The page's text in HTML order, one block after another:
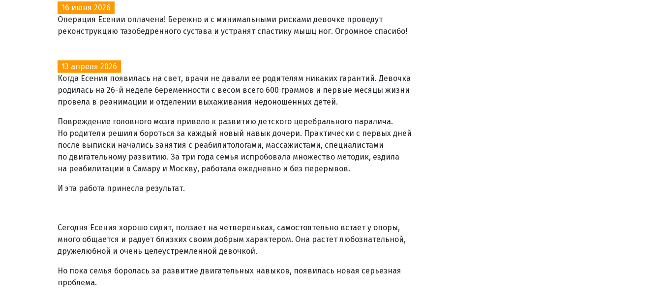
16 июня 2026
Операция Есении оплачена! Бережно и с минимальными рисками девочке проведут
реконструкцию тазобедренного сустава и устранят спастику мышц ног. Огромное спасибо!
13 апреля 2026
Когда Есения появилась на свет, врачи не давали ее родителям никаких гарантий. Девочка
родилась на 26-й неделе беременности с весом всего 600 граммов и первые месяцы жизни
провела в реанимации и отделении выхаживания недоношенных детей.
Повреждение головного мозга привело к развитию детского церебрального паралича.
Но родители решили бороться за каждый новый навык дочери. Практически с первых дней
после выписки начались занятия с реабилитологами, массажистами, специалистами
по двигательному развитию. За три года семья испробовала множество методик, ездила
на реабилитации в Самару и Москву, работала ежедневно и без перерывов.
И эта работа принесла результат.
Сегодня Есения хорошо сидит, ползает на четвереньках, самостоятельно встает у опоры,
много общается и радует близких своим добрым характером. Она растет любознательной,
дружелюбной и очень целеустремленной девочкой.
Но пока семья боролась за развитие двигательных навыков, появилась новая серьезная
проблема.